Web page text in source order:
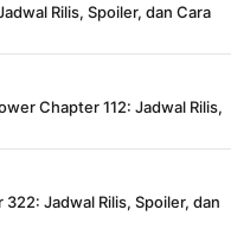
Rilis, Spoiler, dan Cara
Chapter 112: Jadwal Rilis,
Jadwal Rilis, Spoiler, dan